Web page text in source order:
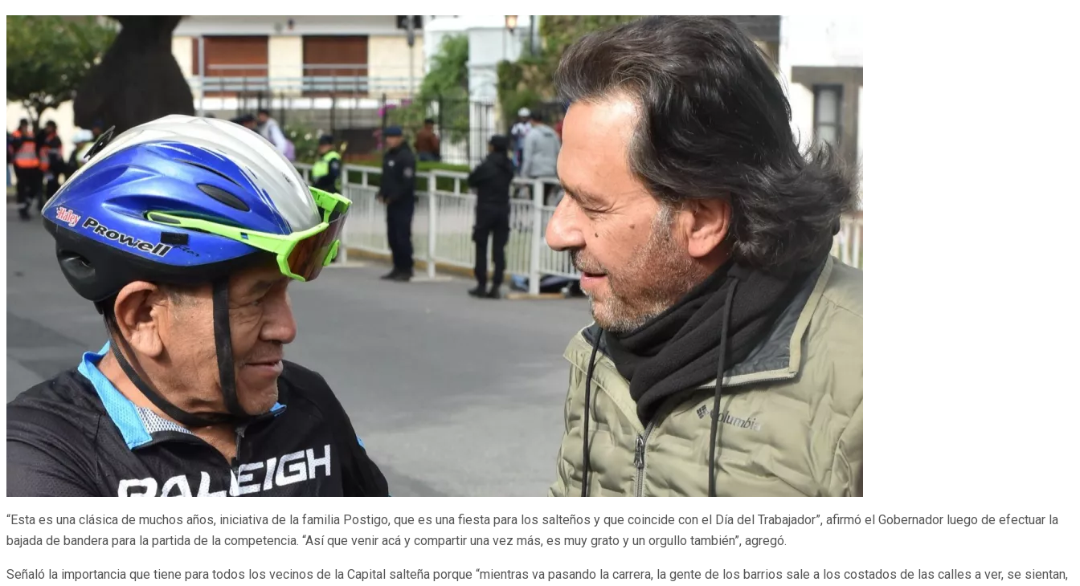
“Esta es una clásica de muchos años, iniciativa de la familia Postigo, que es una fiesta para los salteños y que coincide con el Día del Trabajador”, afirmó el Gobernador luego de efectuar la
bajada de bandera para la partida de la competencia. “Así que venir acá y compartir una vez más, es muy grato y un orgullo también”, agregó.
Señaló la importancia que tiene para todos los vecinos de la Capital salteña porque “mientras va pasando la carrera, la gente de los barrios sale a los costados de las calles a ver, se sientan,